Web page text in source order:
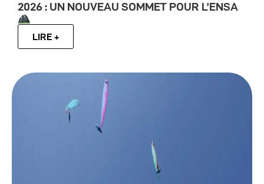
2026 : UN NOUVEAU SOMMET POUR L’ENSA
LIRE +